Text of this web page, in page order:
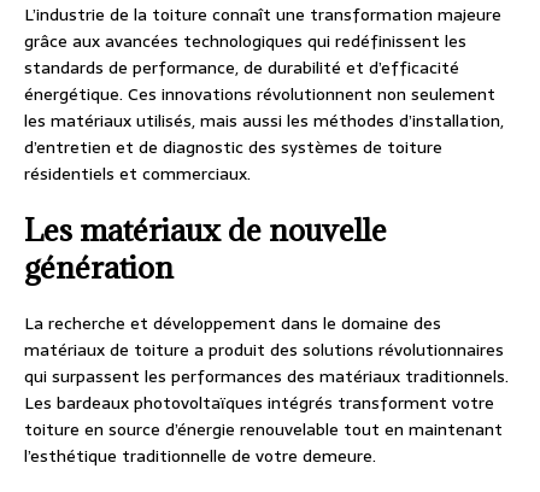
L’industrie de la toiture connaît une transformation majeure
grâce aux avancées technologiques qui redéfinissent les
standards de performance, de durabilité et d’efficacité
énergétique. Ces innovations révolutionnent non seulement
les matériaux utilisés, mais aussi les méthodes d’installation,
d’entretien et de diagnostic des systèmes de toiture
résidentiels et commerciaux.
Les matériaux de nouvelle
génération
La recherche et développement dans le domaine des
matériaux de toiture a produit des solutions révolutionnaires
qui surpassent les performances des matériaux traditionnels.
Les bardeaux photovoltaïques intégrés transforment votre
toiture en source d’énergie renouvelable tout en maintenant
l’esthétique traditionnelle de votre demeure.